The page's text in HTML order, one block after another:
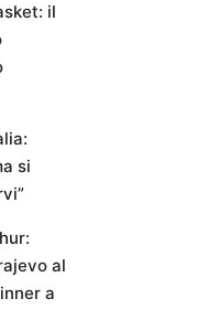
il
si
al
a